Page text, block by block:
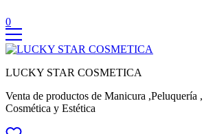
0
LUCKY STAR COSMETICA
Venta de productos de Manicura ,Peluquería
Cosmética y Estética